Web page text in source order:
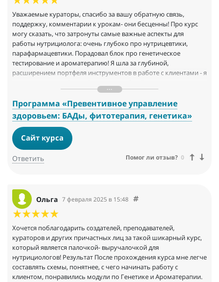
Уважаемые кураторы, спасибо за вашу обратную связь,
поддержку, комментарии к урокам- они бесценны! Про курс
могу сказать, что затронуты самые важные аспекты для
работы нутрициолога: очень глубоко про нутрицевтики,
парафармацевтики. Порадовал блок про генетическое
тестирование и ароматерапию! Я шла за глубиной,
расширением портфеля инструментов в работе с клиентами - я
попалась его программа, думаю, так вот же он:)) Спасибо всем
разработчикам, идейным вдохновителям, методологам и
кураторам!
Программа «Превентивное управление
здоровьем: БАДы, фитотерапия, генетика»
Сайт курса
Ответить Помог ли отзыв? 0
Ольга 7 февраля 2025 в 15:48
Хочется поблагодарить создателей, преподавателей,
кураторов и других причастных лиц за такой шикарный курс,
который является палочкой- выручалочкой для
нутрициологов! Результат После прохождения курса мне легче
составлять схемы, понятнее, с чего начинать работу с
клиентом, понравились модули по Генетике и Ароматерапии.